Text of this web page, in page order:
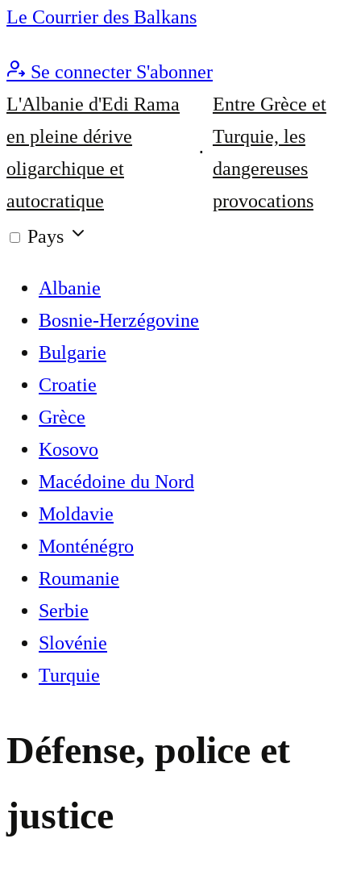
Le Courrier des Balkans
Se connecter S'abonner
L'Albanie d'Edi Rama
en pleine dérive
oligarchique et
autocratique
Entre Grèce et
Turquie, les
dangereuses
provocations
Pays
Albanie
Bosnie-Herzégovine
Bulgarie
Croatie
Grèce
Kosovo
Macédoine du Nord
Moldavie
Monténégro
Roumanie
Serbie
Slovénie
Turquie
Défense, police et
justice